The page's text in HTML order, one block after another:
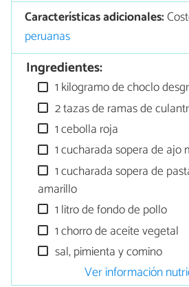
Características adicionales:
peruanas
Ingredientes:
1 kilogramo de choclo
2 tazas de ramas de
1 cebolla roja
1 cucharada sopera de ajo
1 cucharada sopera de
amarillo
1 litro de fondo de pollo
1 chorro de aceite vegetal
sal, pimienta y comino
Ver información